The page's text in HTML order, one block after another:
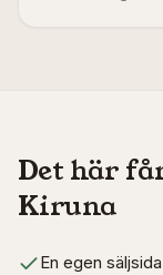
Det här
Kiruna
En egen